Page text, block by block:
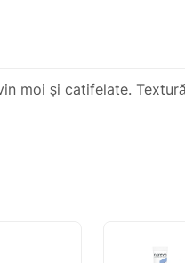
moi și catifelate.